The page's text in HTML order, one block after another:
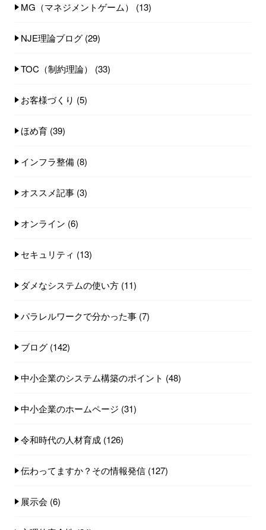
MG（マネジメントゲーム） (13)
NJE理論ブログ (29)
TOC（制約理論） (33)
お客様づくり (5)
ほめ育 (39)
インフラ整備 (8)
オススメ記事 (3)
オンライン (6)
セキュリティ (13)
ダメなシステムの使い方 (11)
パラレルワークで分かった事 (7)
ブログ (142)
中小企業のシステム構築のポイント (48)
中小企業のホームページ (31)
令和時代の人材育成 (126)
伝わってますか？その情報発信 (127)
展示会 (6)